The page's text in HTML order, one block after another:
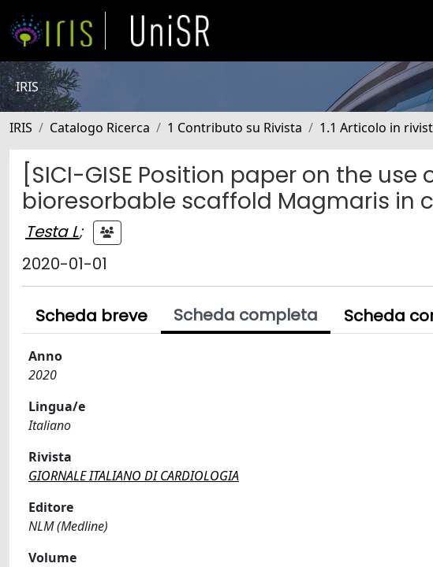
IRIS
IRIS Catalogo Ricerca 1 Contributo su Rivista 1.1 Articolo in
[SICI-GISE Position paper on the
bioresorbable scaffold Magmaris in
Testa L;
2020-01-01
Scheda breve Scheda completa Scheda
Anno
2020
Lingua/e
Italiano
Rivista
GIORNALE ITALIANO DI CARDIOLOGIA
Editore
NLM (Medline)
Volume